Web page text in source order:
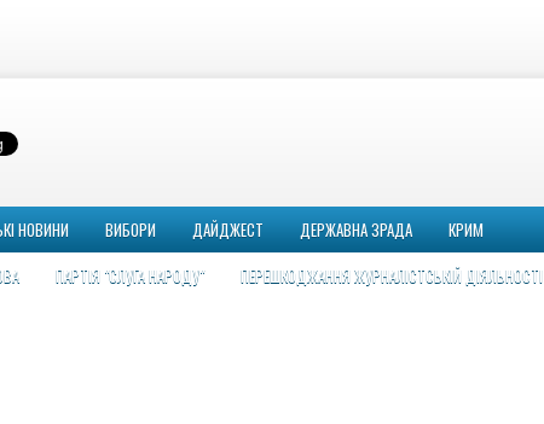
НОВИНИ ВИБОРИ ДАЙДЖЕСТ ДЕРЖАВНА ЗРАДА
КРИМ
ПАРТІЯ "СЛУГА НАРОДУ"
ПЕРЕШКОДЖАННЯ ЖУРНАЛІСТСЬКІЙ ДІЯЛЬНОСТІ